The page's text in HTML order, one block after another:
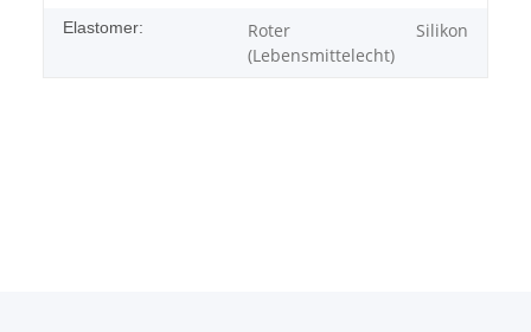
Elastomer:
Roter Silikon
(Lebensmittelecht)